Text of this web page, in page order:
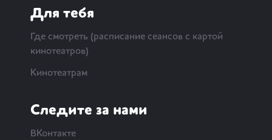
Для тебя
Где смотреть (расписание сеансов с картой
кинотеатров)
Кинотеатрам
Следите за нами
ВКонтакте